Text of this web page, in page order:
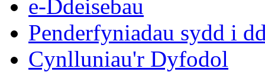
e-Ddeisebau
Penderfyniadau sydd i
Cynlluniau'r Dyfodol